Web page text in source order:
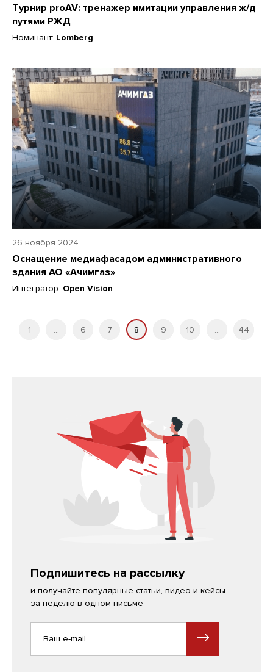
Турнир proAV: тренажер имитации управления ж/д
путями РЖД
Номинант: Lomberg
26 ноября 2024
Оснащение медиафасадом административного
здания АО «Ачимгаз»
Интегратор: Open Vision
1 ... 6 7 8 9 10 ... 44
Подпишитесь на рассылку
и получайте популярные статьи, видео и кейсы
за неделю в одном письме